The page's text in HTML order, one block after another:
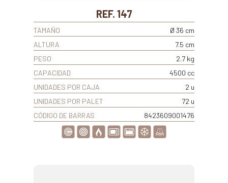
REF. 147
TAMAÑO
Ø 36 cm
ALTURA
7.5 cm
PESO
2.7 kg
CAPACIDAD
4500 cc
UNIDADES POR CAJA
2 u
UNIDADES POR PALET
72 u
CÓDIGO DE BARRAS
8423609001476